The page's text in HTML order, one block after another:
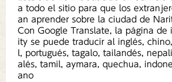
a todo el sitio para que los
an aprender sobre la ciudad de
Con Google Translate, la página de
ity se puede traducir al inglés,
l, portugués, tagalo, tailandés,
alés, tamil, aymara, quechua,
ano